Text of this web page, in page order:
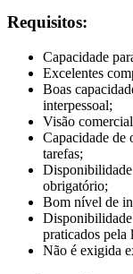
Requisitos:
Capacidade
Excelentes
Boas
interpessoal;
Visão
Capacidade de
tarefas;
obrigatório;
Bom nível de
Disponibilidade
praticados pela
Não é exigida